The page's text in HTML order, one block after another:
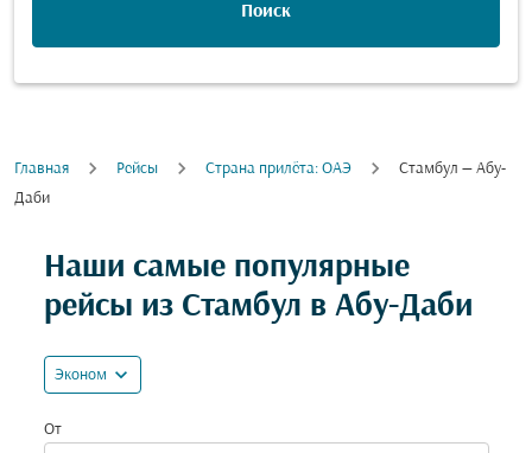
Поиск
Главная Рейсы Cтрана прилёта: ОАЭ
Стамбул — Абу-
Даби
Наши самые популярные
рейсы из Стамбул в Абу-Даби
Эконом expand_more
От
Попробуйте обновить свой маршрут